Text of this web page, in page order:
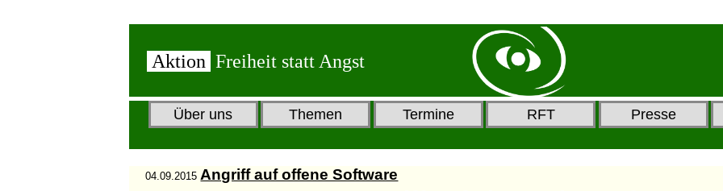
Aktion Freiheit statt Angst
Über uns Themen Termine RFT Presse
04.09.2015 Angriff auf offene Software